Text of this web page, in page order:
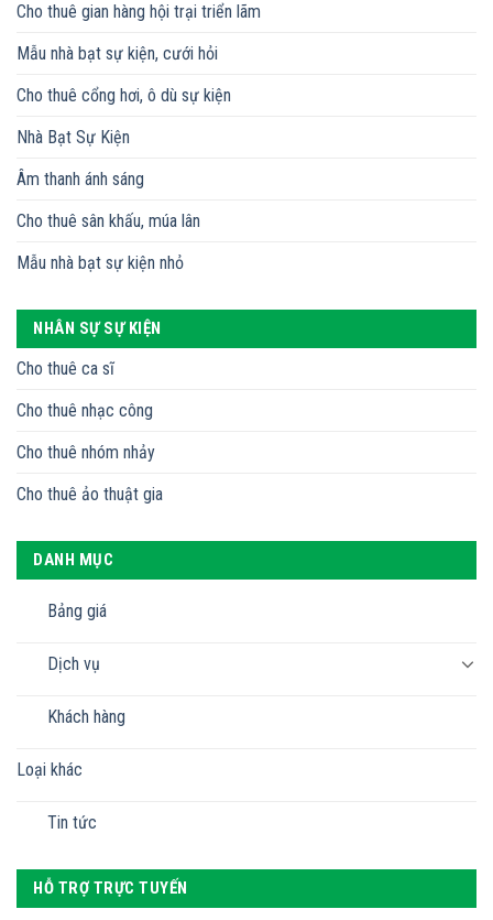
Cho thuê gian hàng hội trại triển lãm
Mẫu nhà bạt sự kiện, cưới hỏi
Cho thuê cổng hơi, ô dù sự kiện
Nhà Bạt Sự Kiện
Âm thanh ánh sáng
Cho thuê sân khấu, múa lân
Mẫu nhà bạt sự kiện nhỏ
NHÂN SỰ SỰ KIỆN
Cho thuê ca sĩ
Cho thuê nhạc công
Cho thuê nhóm nhảy
Cho thuê ảo thuật gia
DANH MỤC
Bảng giá
Dịch vụ
Khách hàng
Loại khác
Tin tức
HỖ TRỢ TRỰC TUYẾN